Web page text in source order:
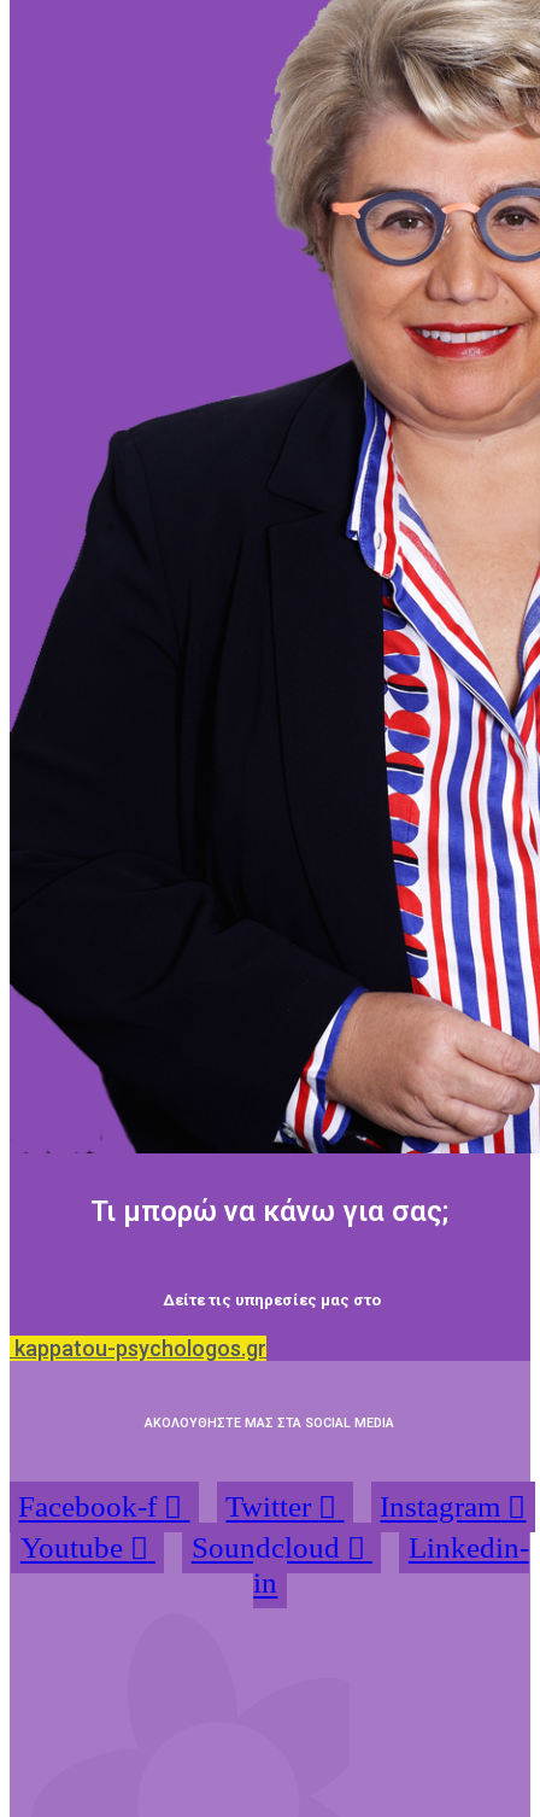
Τι μπορώ να κάνω για σας;
Δείτε τις υπηρεσίες μας στο
kappatou-psychologos.gr
ΑΚΟΛΟΥΘΗΣΤΕ ΜΑΣ ΣΤΑ SOCIAL MEDIA
Facebook-f Twitter
Instagram
Youtube
Soundcloud
Linkedin-
in